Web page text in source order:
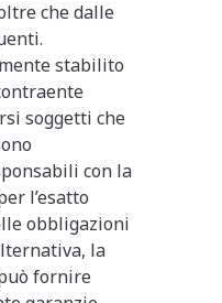
che dalle
stabilito
soggetti che
con la
l’esatto
obbligazioni
la
fornire